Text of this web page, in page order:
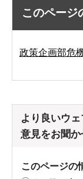
このページ
政策企画部危
より良いウ
意見をお聞
このページの